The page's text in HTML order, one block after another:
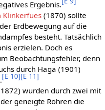
Ergebnis.
Klinkerfues (1870) sollte
Erdbewegung auf die
besteht. Tatsächlich
erzielen. Doch es
Beobachtungsfehler, denn
durch Haga (1901)
[E 10][E 11]
wurden durch zwei mit
geneigte Röhren die